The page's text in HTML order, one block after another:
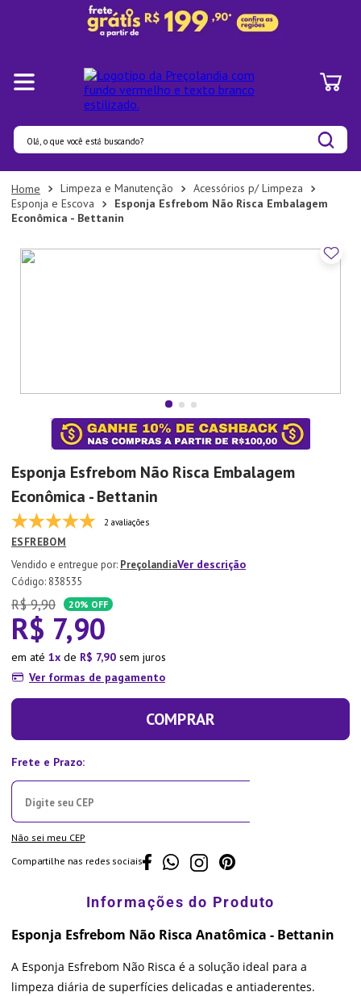
Olá, o que você está buscando?
Limpeza e Manutenção
Acessórios p/ Limpeza
Esponja e Escova
Esponja Esfrebom Não Risca Embalagem
Econômica - Bettanin
Esponja Esfrebom Não Risca Embalagem
Econômica - Bettanin
2 avaliações
ESFREBOM
PreçolandiaVer descrição
: 838535
R$ 9,90 20% OFF
R$ 7,90
em até 1 de R$ 7,90 sem juros
Ver formas de pagamento
COMPRAR
Não sei meu CEP
Compartilhe nas redes sociais
Esponja Esfrebom Não Risca Anatômica - Bettanin
A Esponja Esfrebom Não Risca é a solução ideal para a
limpeza diária de superfícies delicadas e antiaderentes.
Termos mais buscados
1º
Pratos
3
Lixeira